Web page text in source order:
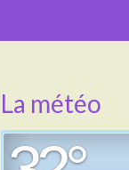
La météo